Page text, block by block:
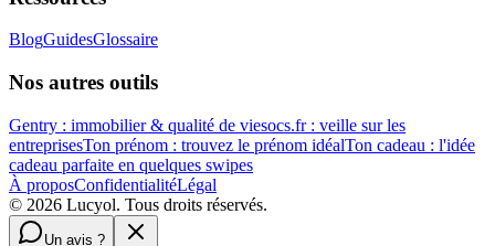
BlogGuidesGlossaire
Nos autres outils
Gentry : immobilier & qualité de viesocs.fr : veille sur les
entreprisesTon prénom : trouvez le prénom idéalTon cadeau : l'idée
cadeau parfaite en quelques swipes
À proposConfidentialitéLégal
© 2026 Lucyol. Tous droits réservés.
Un avis ?